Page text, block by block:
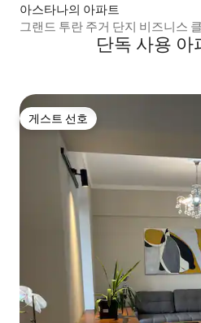
아스타나의 아파트
그랜드 투란 주거 단지 비즈니스
단독 사용 아
게스트 선호
게스트 선호